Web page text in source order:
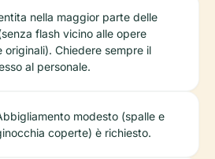
nella maggior parte delle
flash vicino alle opere
originali). Chiedere sempre il
al personale.
modesto (spalle e
coperte) è richiesto.